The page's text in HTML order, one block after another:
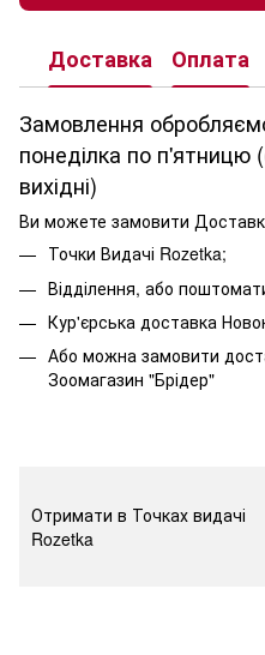
Доставка Оплата
Замовлення
понеділка по п'ятницю
вихідні)
Ви можете замовити
Точки Видачі Rozetka;
Відділення, або
Кур'єрська доставка
Або можна замовити
Зоомагазин "Брідер"
Отримати в Точках видачі
Rozetka